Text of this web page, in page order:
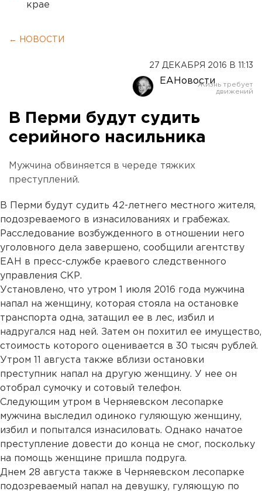
крае
← НОВОСТИ
27 ДЕКАБРЯ 2016 В 11:13
ЕАНовости
В Перми будут судить
серийного насильника
Мужчина обвиняется в череде тяжких
преступлений.
В Перми будут судить 42-летнего местного жителя,
подозреваемого в изнасилованиях и грабежах.
Расследование возбужденного в отношении него
уголовного дела завершено, сообщили агентству
ЕАН в пресс-службе краевого следственного
управления СКР.
Установлено, что утром 1 июля 2016 года мужчина
напал на женщину, которая стояла на остановке
транспорта одна, затащил ее в лес, избил и
надругался над ней. Затем он похитил ее имущество,
стоимость которого оценивается в 30 тысяч рублей.
Утром 11 августа также вблизи остановки
преступник напал на другую женщину. У нее он
отобрал сумочку и сотовый телефон.
Следующим утром в Черняевском лесопарке
мужчина выследил одиноко гуляющую женщину,
избил и попытался изнасиловать. Однако начатое
преступление довести до конца не смог, поскольку
на помощь женщине пришла подруга.
Днем 28 августа также в Черняевском лесопарке
подозреваемый напал на девушку, гуляющую по